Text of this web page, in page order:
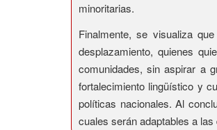
minoritarias.
Finalmente, se visualiza
desplazamiento, quienes
comunidades, sin aspirar a
fortalecimiento lingüístico y
políticas nacionales. Al
cuales serán adaptables a